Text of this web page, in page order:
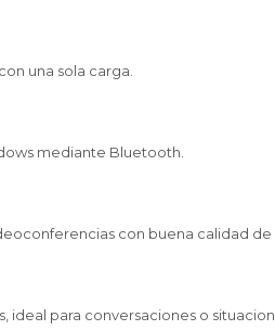
una sola carga.
mediante Bluetooth.
con buena calidad de
ideal para conversaciones o